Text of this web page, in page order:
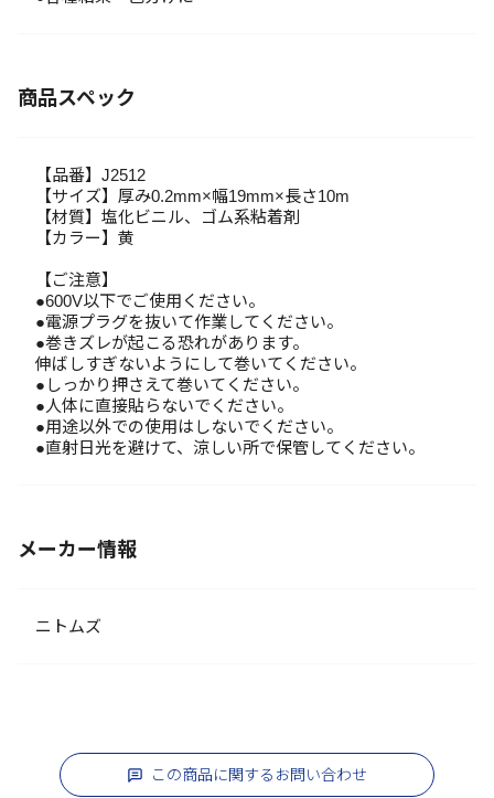
商品スペック
【品番】J2512
【サイズ】厚み0.2mm×幅19mm×長さ10m
【材質】塩化ビニル、ゴム系粘着剤
【カラー】黄
【ご注意】
●600V以下でご使用ください。
●電源プラグを抜いて作業してください。
●巻きズレが起こる恐れがあります。
伸ばしすぎないようにして巻いてください。
●しっかり押さえて巻いてください。
●人体に直接貼らないでください。
●用途以外での使用はしないでください。
●直射日光を避けて、涼しい所で保管してください。
メーカー情報
ニトムズ
この商品に関するお問い合わせ